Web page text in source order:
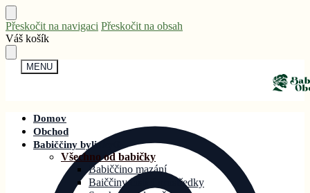
Přeskočit na navigaci Přeskočit na obsah
Váš košík
MENU
Domov
Obchod
Babiččiny bylinky®
Všechno od babičky
Babiččino mazání
Baiččiny čistící prostředky